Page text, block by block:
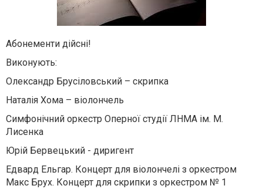
Абонементи дійсні!
Виконують:
Олександр Брусіловський – скрипка
Наталія Хома – віолончель
Симфонічний оркестр Оперної студії ЛНМА ім. М.
Лисенка
Юрій Бервецький - диригент
Едвард Ельгар. Концерт для віолончелі з оркестром
Макс Брух. Концерт для скрипки з оркестром № 1